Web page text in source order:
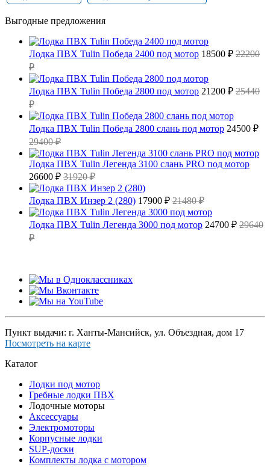
Выгодные предложения
Лодка ПВХ Tulin Победа 2400 под мотор 18500 ₽ 22200
₽
Лодка ПВХ Tulin Победа 2800 под мотор 21200 ₽ 25440
₽
Лодка ПВХ Tulin Победа 2800 слань под мотор 24500 ₽
29400 ₽
Лодка ПВХ Tulin Легенда 3100 слань PRO под мотор
26600 ₽ 31920 ₽
Лодка ПВХ Инзер 2 (280) 17900 ₽ 21480 ₽
Лодка ПВХ Tulin Легенда 3000 под мотор 24700 ₽ 29640
₽
Пункт выдачи: г. Ханты-Мансийск, ул. Объездная, дом 17
Посмотреть на карте
Каталог
Лодки под мотор
Гребные лодки ПВХ
Лодочные моторы
Аксессуары
Электромоторы
Корпусные лодки
SUP-доски
Комплекты лодка с мотором